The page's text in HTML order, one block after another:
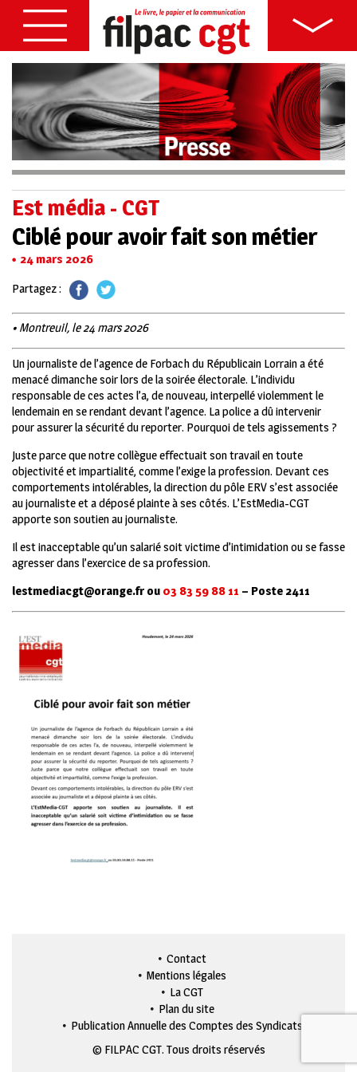
Est média - CGT
Ciblé pour avoir fait son métier
24 mars 2026
Partagez :
• Montreuil, le 24 mars 2026
Un journaliste de l’agence de Forbach du Républicain Lorrain a été
menacé dimanche soir lors de la soirée électorale. L’individu
responsable de ces actes l’a, de nouveau, interpellé violemment le
lendemain en se rendant devant l’agence. La police a dû intervenir
pour assurer la sécurité du reporter. Pourquoi de tels agissements ?
Juste parce que notre collègue effectuait son travail en toute
objectivité et impartialité, comme l’exige la profession. Devant ces
comportements intolérables, la direction du pôle ERV s’est associée
au journaliste et a déposé plainte à ses côtés. L’EstMedia-CGT
apporte son soutien au journaliste.
Il est inacceptable qu’un salarié soit victime d’intimidation ou se fasse
agresser dans l’exercice de sa profession.
lestmediacgt@orange.fr ou 03 83 59 88 11 – Poste 2411
Contact
Mentions légales
La CGT
Plan du site
Publication Annuelle des Comptes des Syndicats
© FILPAC CGT. Tous droits réservés